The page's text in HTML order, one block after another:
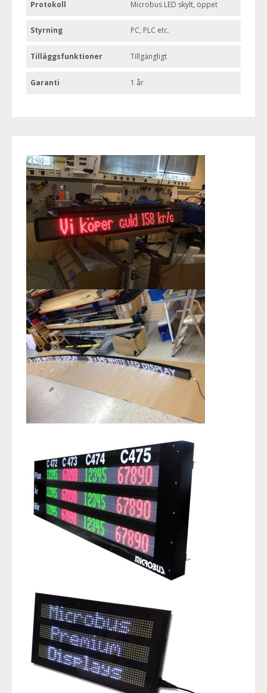
Protokoll Microbus LED skylt, öppet
Styrning PC, PLC etc.
Tilläggsfunktioner Tillgängligt
Garanti 1 år